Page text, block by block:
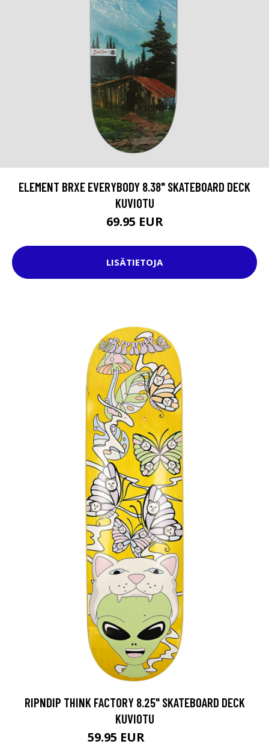
ELEMENT BRXE EVERYBODY 8.38" SKATEBOARD DECK
KUVIOTU
69.95 EUR
LISÄTIETOJA
RIPNDIP THINK FACTORY 8.25" SKATEBOARD DECK
KUVIOTU
59.95 EUR